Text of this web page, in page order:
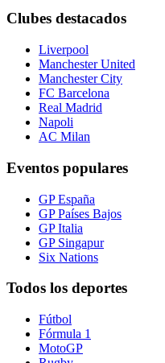
Clubes destacados
Liverpool
Manchester United
Manchester City
FC Barcelona
Real Madrid
Napoli
AC Milan
Eventos populares
GP España
GP Países Bajos
GP Italia
GP Singapur
Six Nations
Todos los deportes
Fútbol
Fórmula 1
MotoGP